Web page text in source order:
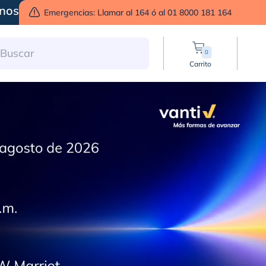
Emergencias: Llamar al 164 ó al 01 8000 181 164
0
Carrito